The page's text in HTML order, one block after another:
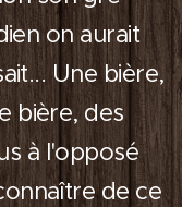
on aurait
Une bière,
bière, des
à l'opposé
de ce